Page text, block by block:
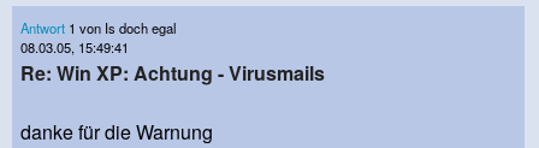
Antwort 1 von Is doch egal
08.03.05, 15:49:41
Re: Win XP: Achtung - Virusmails
danke für die Warnung